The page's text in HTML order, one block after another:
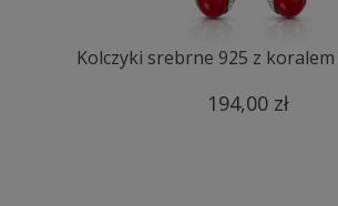
Kolczyki srebrne 925 z koralem
194,00 zł